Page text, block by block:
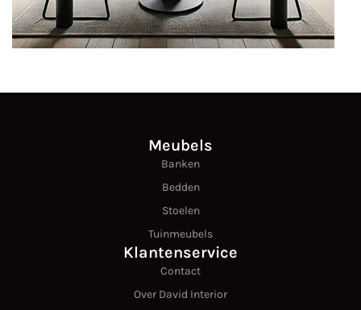
Meubels
Banken
Bedden
Stoelen
Tuinmeubels
Klantenservice
Contact
Over David Interior